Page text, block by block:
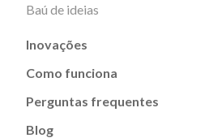
Baú de ideias
Inovações
Como funciona
Perguntas frequentes
Blog